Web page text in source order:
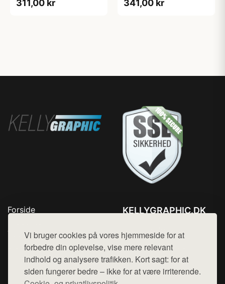
Vi bruger cookies på vores hjemmeside for at
forbedre din oplevelse, vise mere relevant
indhold og analysere trafikken. Kort sagt: for at
siden fungerer bedre – ikke for at være irriterende.
311,00 kr 341,00 kr
Forside
Top Rabatter
Blog
Kontakt
KELLYGRAPHIC.DK
Mail: hej@want.dk
Cookie- og privatlivspolitik